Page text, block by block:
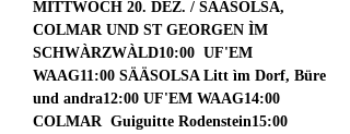
MÌTTWOCH 20. DEZ. / SÄÄSOLSA,
COLMAR UND ST GEORGEN ÌM
SCHWÀRZWÀLD10:00  UF'EM
WAAG11:00 SÄÄSOLSA Litt ìm Dorf, Büre
und andra12:00 UF'EM WAAG14:00
COLMAR  Guiguitte Rodenstein15:00